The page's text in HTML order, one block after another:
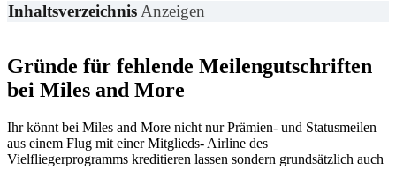
InhaltsverzeichnisAnzeigen
Gründe für fehlende Meilengutschriften
bei Miles and More
Ihr könnt bei Miles and More nicht nur Prämien- und Statusmeilen
aus einem Flug mit einer Mitglieds- Airline des
Vielfliegerprogramms kreditieren lassen sondern grundsätzlich auch